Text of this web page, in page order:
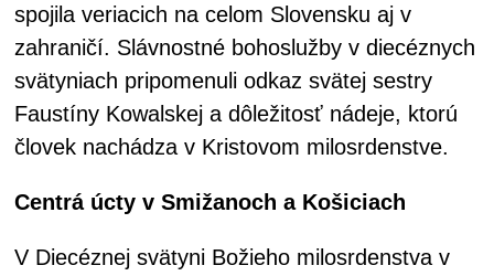
spojila veriacich na celom Slovensku aj v
zahraničí. Slávnostné bohoslužby v diecéznych
svätyniach pripomenuli odkaz svätej sestry
Faustíny Kowalskej a dôležitosť nádeje, ktorú
človek nachádza v Kristovom milosrdenstve.
Centrá úcty v Smižanoch a Košiciach
V Diecéznej svätyni Božieho milosrdenstva v